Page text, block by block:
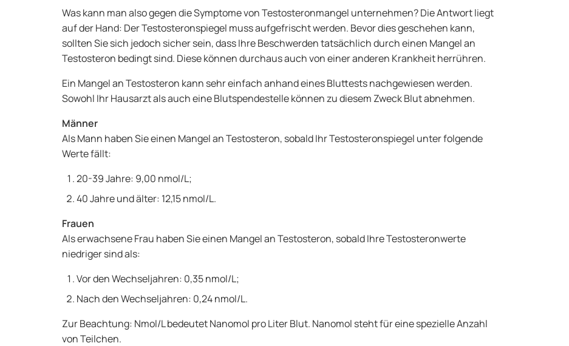
Was kann man also gegen die Symptome von Testosteronmangel unternehmen? Die Antwort liegt
auf der Hand: Der Testosteronspiegel muss aufgefrischt werden. Bevor dies geschehen kann,
sollten Sie sich jedoch sicher sein, dass Ihre Beschwerden tatsächlich durch einen Mangel an
Testosteron bedingt sind. Diese können durchaus auch von einer anderen Krankheit herrühren.
Ein Mangel an Testosteron kann sehr einfach anhand eines Bluttests nachgewiesen werden.
Sowohl Ihr Hausarzt als auch eine Blutspendestelle können zu diesem Zweck Blut abnehmen.
Männer
Als Mann haben Sie einen Mangel an Testosteron, sobald Ihr Testosteronspiegel unter folgende
Werte fällt:
20-39 Jahre: 9,00 nmol/L;
40 Jahre und älter: 12,15 nmol/L.
Frauen
Als erwachsene Frau haben Sie einen Mangel an Testosteron, sobald Ihre Testosteronwerte
niedriger sind als:
Vor den Wechseljahren: 0,35 nmol/L;
Nach den Wechseljahren: 0,24 nmol/L.
Zur Beachtung: Nmol/L bedeutet Nanomol pro Liter Blut. Nanomol steht für eine spezielle Anzahl
von Teilchen.